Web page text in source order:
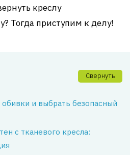
креслу
Тогда приступим к делу!
Свернуть
и выбрать безопасный
с тканевого кресла: